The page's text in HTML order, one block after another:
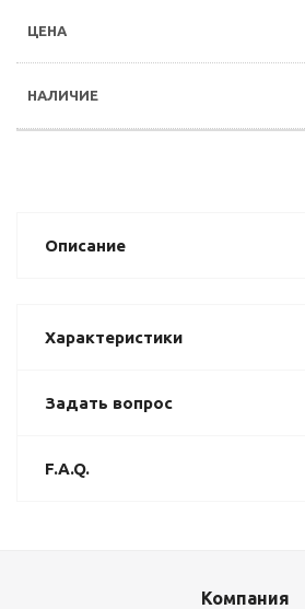
Описание
Характеристики
Задать вопрос
F.A.Q.
Компания